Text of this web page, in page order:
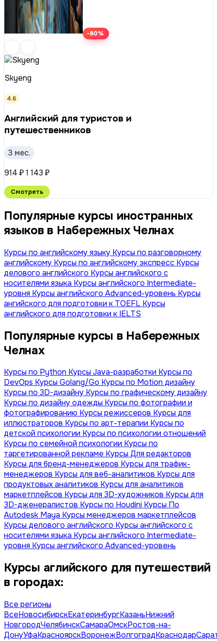
-80%
Skyeng
4.6
Английский для туристов и
путешественников
3 мес.
914 ₽1 143 ₽
Смотреть
Популярные курсы иностранных
языков в Набережных Челнах
Курсы по английскому языку Курсы по разговорному
английскому Курсы по английскому экспресс Курсы
делового английского Курсы английского с
носителями языка Курсы английского Intermediate-
уровня Курсы английского Advanced-уровень Курсы
ангийского для подготовки к TOEFL Курсы
английского для подготовки к IELTS
Популярные курсы в Набережных
Челнах
Курсы по Python Курсы Java-разработки Курсы по
DevOps Курсы Golang/Go Курсы по Motion дизайну
Курсы по 3D-дизайну Курсы по графическому дизайну
Курсы по дизайну одежды Курсы по фотографии и
фотографированию Курсы режиссеров Курсы для
иллюстраторов Курсы по арт-терапии Курсы по
детской психологии Курсы по психологии отношений
Курсы по семейной психологии Курсы по
таргетированной рекламе Курсы Для редакторов
Курсы для бренд-менеджеров Курсы для трафик-
менеджеров Курсы для веб-аналитиков Курсы для
продуктовых аналитиков Курсы для аналитиков
маркетплейсов Курсы для 3D-художников Курсы для
3D-дженералистов Курсы по Houdini Курсы По
Autodesk Maya Курсы менеджеров маркетплейсов
Курсы делового английского Курсы английского с
носителями языка Курсы английского Intermediate-
уровня Курсы английского Advanced-уровень
Курсы аглийского для путешествий
в городах:
Все регионы
ВсеНовосибирскЕкатеринбургКазаньНижний
НовгородЧелябинскСамараОмскРостов-на-
ДонуУфаКрасноярскВоронежВолгоградКраснодар